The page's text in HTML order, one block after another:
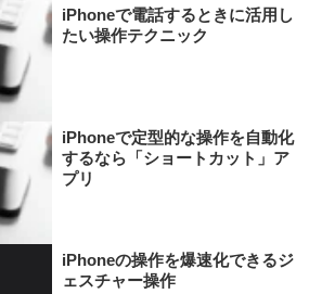
iPhoneで電話するときに活用し
たい操作テクニック
iPhoneで定型的な操作を自動化
するなら「ショートカット」ア
プリ
iPhoneの操作を爆速化できるジ
ェスチャー操作